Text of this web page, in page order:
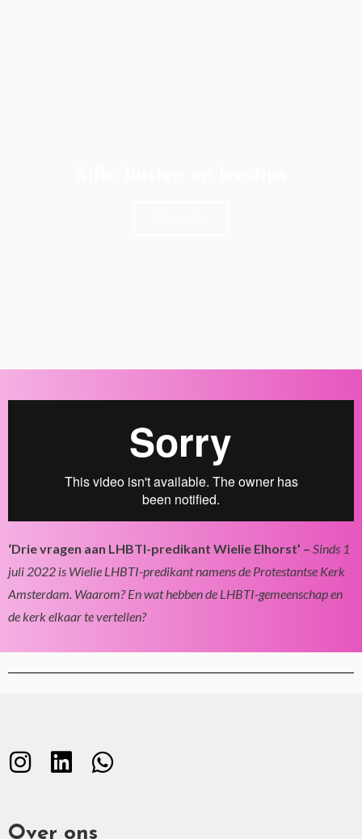
‘Drie vragen aan LHBTI-predikant Wielie Elhorst’ – Sinds 1
juli 2022 is Wielie LHBTI-predikant namens de Protestantse Kerk
Amsterdam. Waarom? En wat hebben de LHBTI-gemeenschap en
de kerk elkaar te vertellen?
Over ons